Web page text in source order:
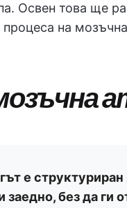
Освен това ще
на
е
заедно, без да ги